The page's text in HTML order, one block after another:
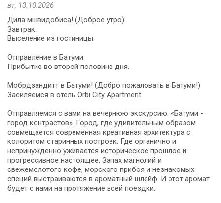
вт, 13.10.2026
Дила мшвидобиса! (Доброе утро)
Завтрак.
Выселение из гостиницы.
Отправление в Батуми.
Прибытие во второй половине дня.
Мобрдзандитт в Батуми! (Добро пожаловать в Батуми!)
Засиляемся в отель Orbi City Apartment.
Отправляемся с вами на вечернюю экскурсию: «Батуми -
город контрастов». Город, где удивительным образом
совмещается современная креативная архитектура с
колоритом старинных построек. Где органично и
непринужденно уживается историческое прошлое и
прогрессивное настоящее. Запах магнолий и
свежемолотого кофе, морского прибоя и незнакомых
специй выстраиваются в ароматный шлейф. И этот аромат
будет с нами на протяжение всей поездки.